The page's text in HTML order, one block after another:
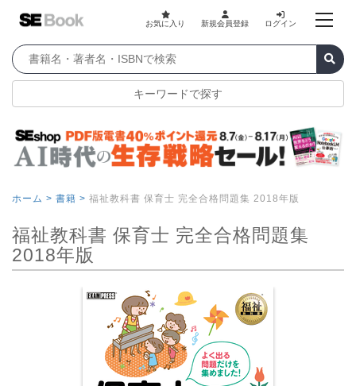
お気に入り 新規会員登録 ログイン
キーワードで探す
ホーム > 書籍 > 福祉教科書 保育士 完全合格問題集 2018年版
福祉教科書 保育士 完全合格問題集
2018年版